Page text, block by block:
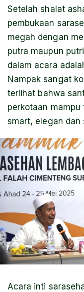
Setelah shalat
pembukaan
megah dengan
putra maupun
dalam acara
Nampak sangat
terlihat bahwa
perkotaan mampu
smart, elegan dan
Acara inti